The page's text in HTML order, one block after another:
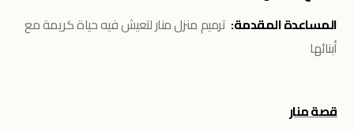
المساعدة المقدمة: ترميم منزل منار لتعيش فيه حياة كريمة مع
أبنائها
قصة منار